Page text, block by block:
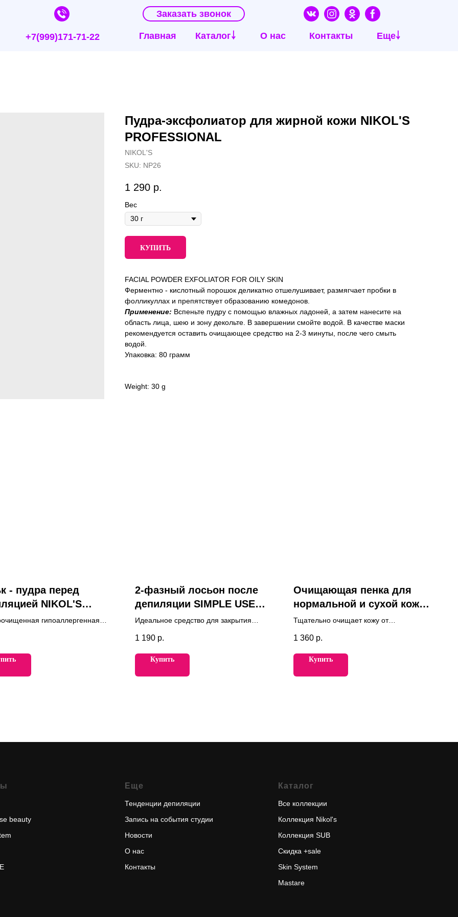
Главная О нас Контакты Еще￬
Каталог￬
+7(999)171-71-22
Заказать звонок
Пудра-эксфолиатор для жирной кожи NIKOL'S
PROFESSIONAL
NIKOL'S
SKU: NP26
1 290 р.
Вес
КУПИТЬ
FACIAL POWDER ΕΧFOLIATOR FOR OILY SKIN
Ферментно - кислотный порошок деликатно отшелушивает, размягчает пробки в
фолликуллах и препятствует образованию комедонов.
Применение: Вспеньте пудру с помощью влажных ладоней, а затем нанесите на
область лица, шею и зону декольте. В завершении смойте водой. В качестве маски
рекомендуется оставить очищающее средство на 2-3 минуты, после чего смыть
водой.
Упаковка: 80 грамм
Weight: 30 g
- пудра перед
NIKOL'S
гипоаллергенная
2-фазный лосьон после
депиляции SIMPLE USE
BEAUTY
Идеальное средство для закрытия
сезон. Быстро впитывается и не
оставляет липкого слоя.
1 190 р.
Купить
Очищающая пенка для
нормальной и сухой кожи
NIKOL'S PROFESSIONAL
Тщательно очищает кожу от
излишнюю жирность, нормализует
секрецию сальных желез, устраняет
блеск и сужает поры.
1 360 р.
Купить
beauty
Еще
Тенденции депиляции
Запись на события студии
Новости
О нас
Контакты
Каталог
Все коллекции
Коллекция Nikol's
Коллекция SUB
Скидка +sale
Skin System
Mastare